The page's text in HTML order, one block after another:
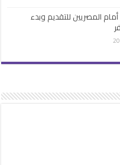
يعلن 3 أبواب أمام المصريين للتقديم وبدء